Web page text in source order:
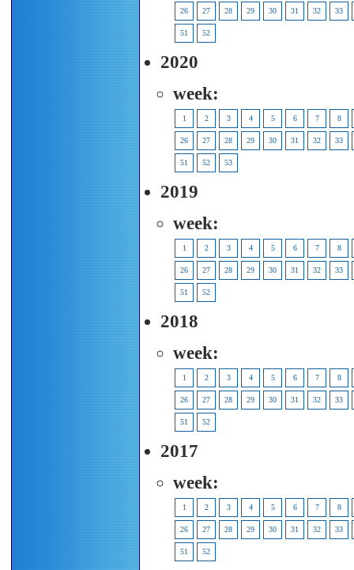
26 27 28 29 30 31 32 33
51 52
2020
week:
1 2 3 4 5 6 7 8
26 27 28 29 30 31 32 33
51 52 53
2019
week:
1 2 3 4 5 6 7 8
26 27 28 29 30 31 32 33
51 52
2018
week:
1 2 3 4 5 6 7 8
26 27 28 29 30 31 32 33
51 52
2017
week:
1 2 3 4 5 6 7 8
26 27 28 29 30 31 32 33
51 52